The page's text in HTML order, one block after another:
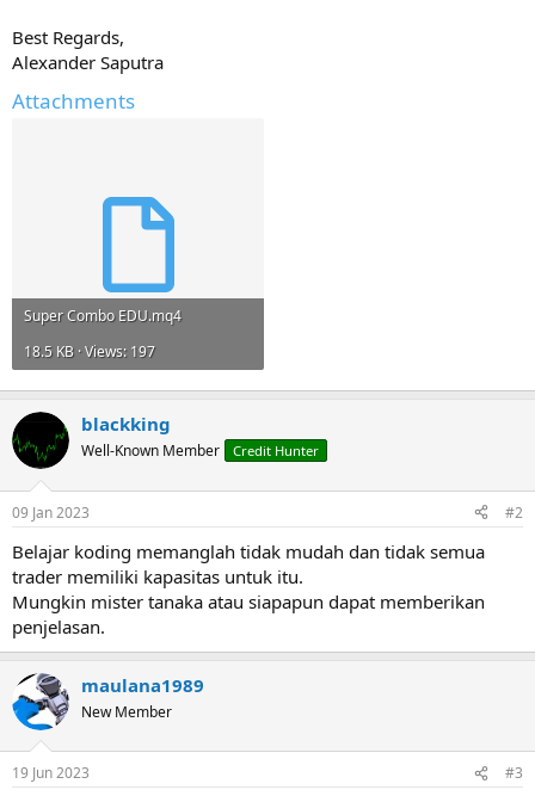
Best Regards,
Alexander Saputra
Attachments
Super Combo EDU.mq4
18.5 KB · Views: 197
blackking
Well-Known Member Credit Hunter
09 Jan 2023 #2
Belajar koding memanglah tidak mudah dan tidak semua
trader memiliki kapasitas untuk itu.
Mungkin mister tanaka atau siapapun dapat memberikan
penjelasan.
maulana1989
New Member
19 Jun 2023 #3